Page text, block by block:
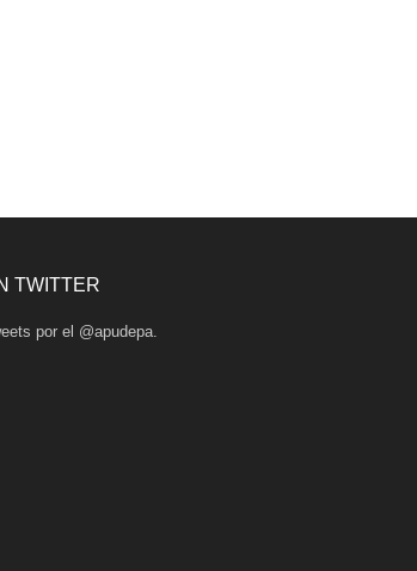
TWITTER
por el @apudepa.